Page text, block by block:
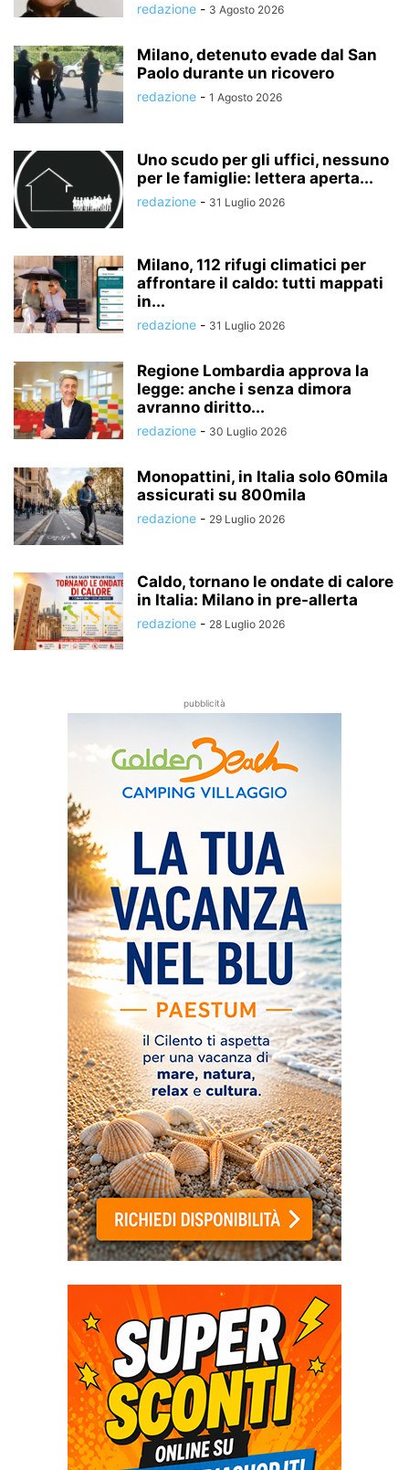
redazione - 3 Agosto 2026
Milano, detenuto evade dal San
Paolo durante un ricovero
redazione - 1 Agosto 2026
Uno scudo per gli uffici, nessuno
per le famiglie: lettera aperta...
redazione - 31 Luglio 2026
Milano, 112 rifugi climatici per
affrontare il caldo: tutti mappati
in...
redazione - 31 Luglio 2026
Regione Lombardia approva la
legge: anche i senza dimora
avranno diritto...
redazione - 30 Luglio 2026
Monopattini, in Italia solo 60mila
assicurati su 800mila
redazione - 29 Luglio 2026
Caldo, tornano le ondate di calore
in Italia: Milano in pre-allerta
redazione - 28 Luglio 2026
pubblicità